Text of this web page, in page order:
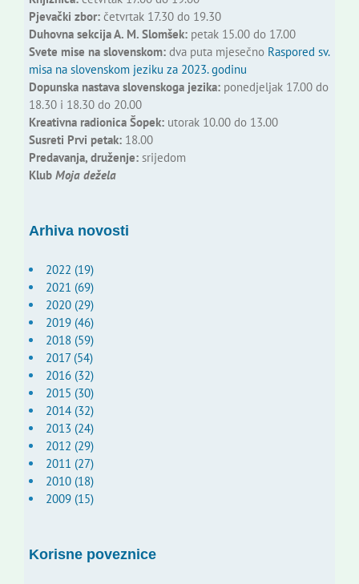
Pjevački zbor:četvrtak 17.30 do 19.30
Duhovna sekcija A. M. Slomšek:petak 15.00 do 17.00
Svete mise na slovenskom:dva puta mjesečno Raspored sv.
misa na slovenskom jeziku za 2023. godinu
Dopunska nastava slovenskoga jezika:ponedjeljak 17.00 do
18.30 i 18.30 do 20.00
Kreativna radionica Šopek:utorak 10.00 do 13.00
Susreti Prvi petak:18.00
Predavanja, druženje:srijedom
Klub Moja dežela
Arhiva novosti
2022 (19)
2021 (69)
2020 (29)
2019 (46)
2018 (59)
2017 (54)
2016 (32)
2015 (30)
2014 (32)
2013 (24)
2012 (29)
2011 (27)
2010 (18)
2009 (15)
Korisne poveznice